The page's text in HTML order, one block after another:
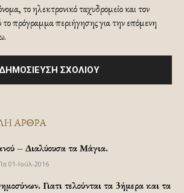
το ηλεκτρονικό ταχυδρομείο και τον
το πρόγραμμα περιήγησης για την επόμενη
ΑΡΘΡΑ
– Διαλύουσα τα Μάγια.
01-Ιούλ-2016
Γιατι τελούνται τα 3ήμερα και τα